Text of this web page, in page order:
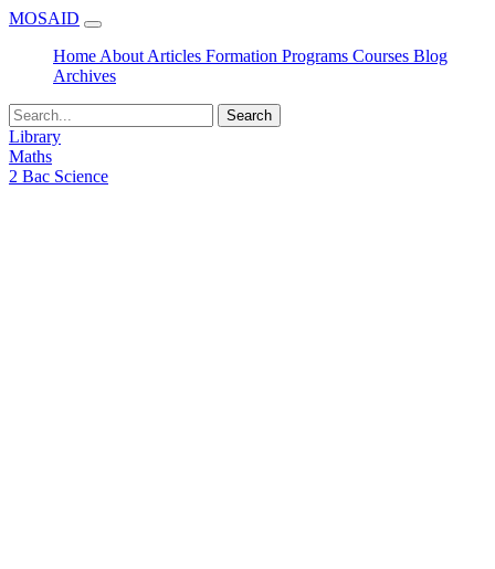
MOSAID
Home About Articles Formation Programs Courses Blog
Archives
Search
Library
Maths
2 Bac Science